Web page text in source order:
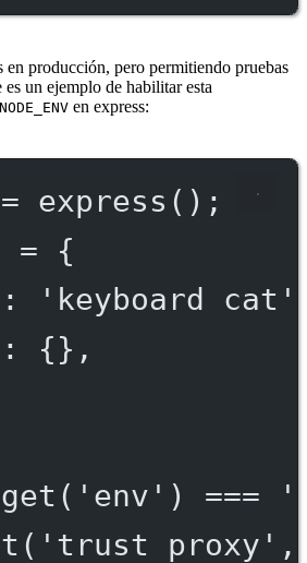
en producción, pero permitiendo pruebas
un ejemplo de habilitar esta
NODE_ENV en express:
= express ();
= {
'keyboard cat'
{},
get ( 'env' ) ===
( 'trust proxy'